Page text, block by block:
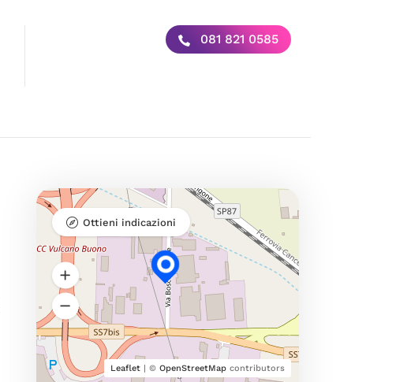
081 821 0585
Leaflet| © OpenStreetMapcontributors
Ottieni indicazioni